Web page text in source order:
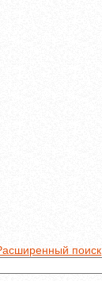
поиск